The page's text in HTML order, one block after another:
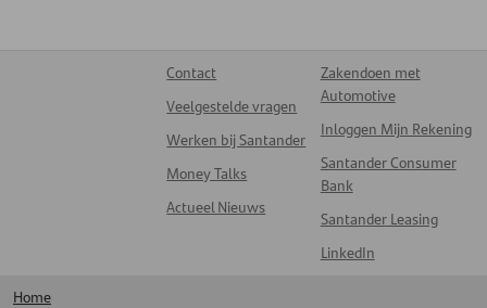
Contact
Veelgestelde vragen
Werken bij Santander
Money Talks
Actueel Nieuws
Zakendoen met
Automotive
Inloggen Mijn Rekening
Santander Consumer
Bank
Santander Leasing
LinkedIn
Home